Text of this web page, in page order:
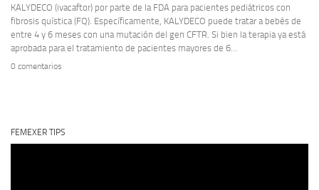
KALYDECO (ivacaftor) por parte de la FDA para pacientes pediátricos con
fibrosis quística (FQ). Específicamente, KALYDECO puede tratar a bebés de
entre 4 y 6 meses con una mutación del gen CFTR. Si bien la terapia ya está
aprobada para el tratamiento de pacientes mayores de 6...
0 comentarios
FEMEXER TIPS